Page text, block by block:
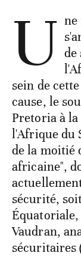
U de
sein de
cause, le
Pretoria à
l'Afrique du
de la moitié
africaine",
sécurité,
Vaudran,
sécuritaires